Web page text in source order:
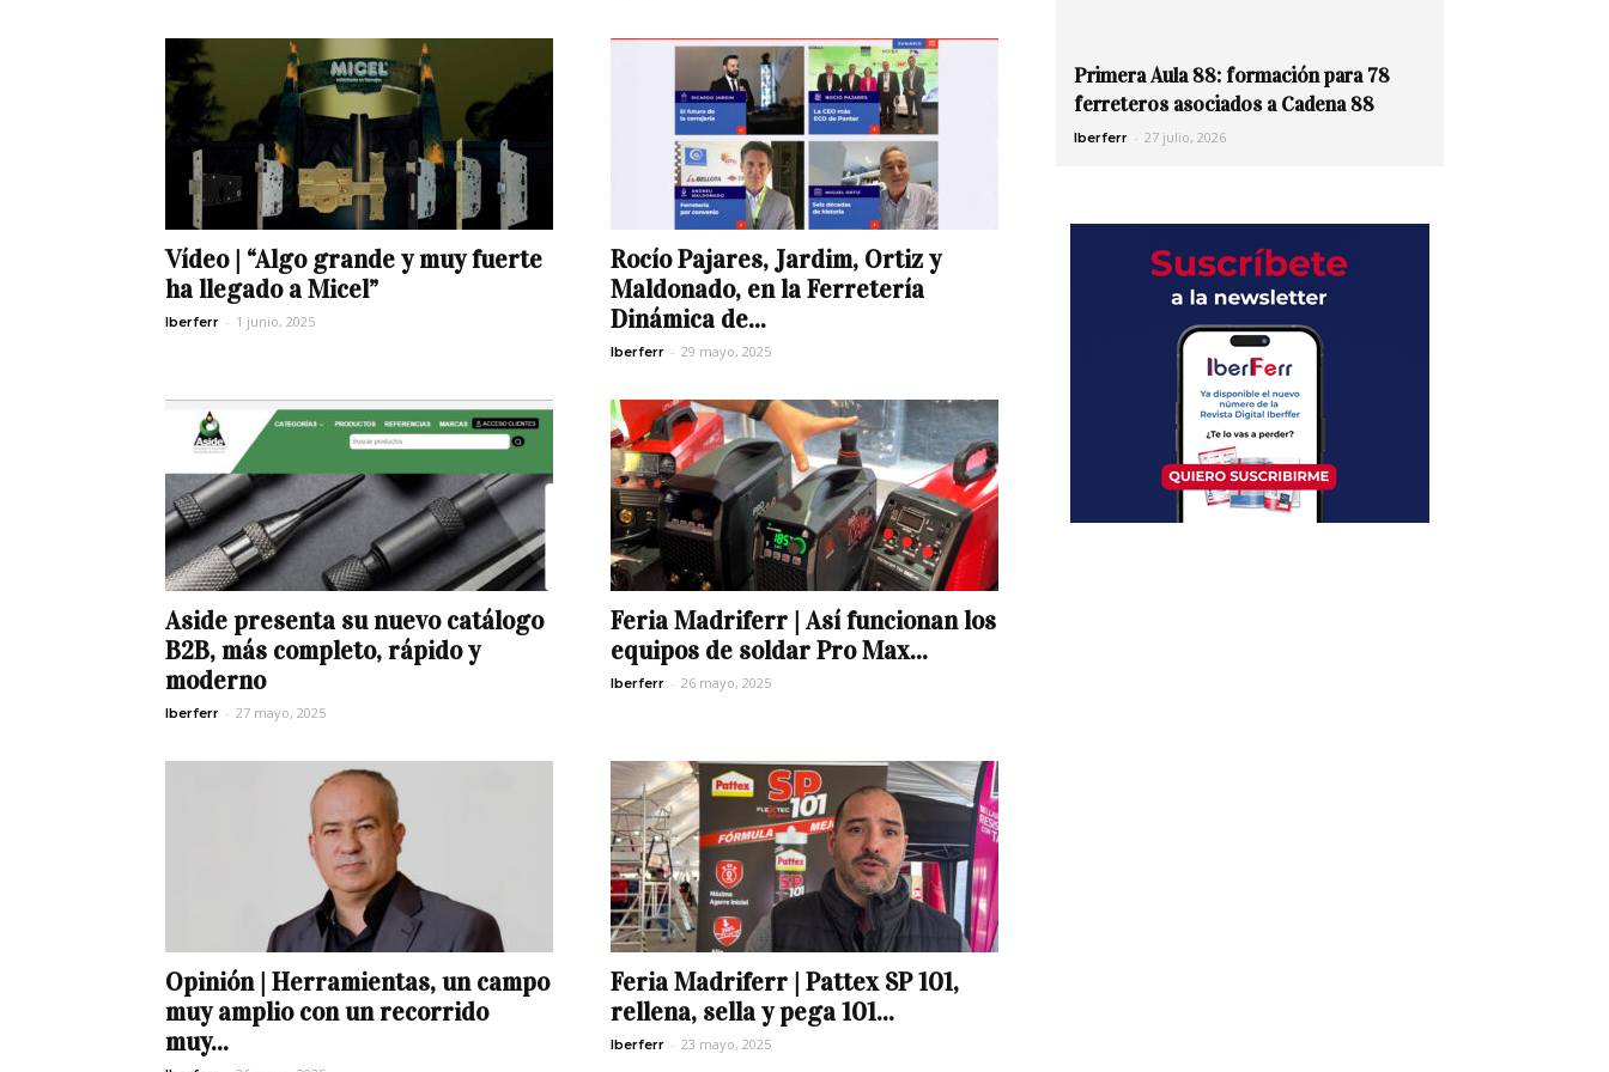
Vídeo | “Algo grande y muy fuerte
ha llegado a Micel”
Iberferr - 1 junio, 2025
Rocío Pajares, Jardim, Ortiz y
Maldonado, en la Ferretería
Dinámica de...
Iberferr - 29 mayo, 2025
Aside presenta su nuevo catálogo
B2B, más completo, rápido y
moderno
Iberferr - 27 mayo, 2025
Feria Madriferr | Así funcionan los
equipos de soldar Pro Max...
Iberferr - 26 mayo, 2025
Opinión | Herramientas, un campo
muy amplio con un recorrido
muy...
Feria Madriferr | Pattex SP 101,
rellena, sella y pega 101...
Iberferr - 23 mayo, 2025
Primera Aula 88: formación para 78
ferreteros asociados a Cadena 88
Iberferr - 27 julio, 2026